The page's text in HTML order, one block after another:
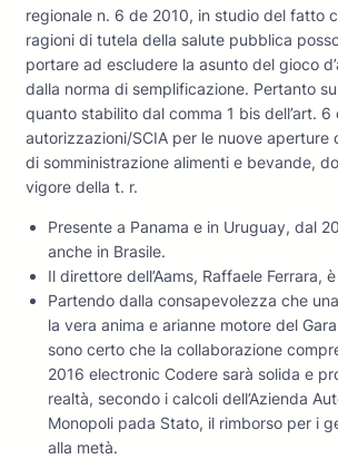
regionale n. 6 de 2010, in studio del fatto
ragioni di tutela della salute pubblica
portare ad escludere la asunto del gioco
dalla norma di semplificazione. Pertanto
quanto stabilito dal comma 1 bis dell’art. 6
autorizzazioni/SCIA per le nuove aperture
di somministrazione alimenti e bevande,
vigore della t. r.
Presente a Panama e in Uruguay, dal
anche in Brasile.
Il direttore dell’Aams, Raffaele Ferrara,
Partendo dalla consapevolezza che
la vera anima e arianne motore del
sono certo che la collaborazione
2016 electronic Codere sarà solida e
realtà, secondo i calcoli dell’Azienda
Monopoli pada Stato, il rimborso per i
alla metà.